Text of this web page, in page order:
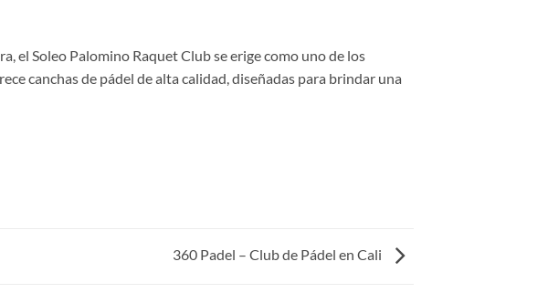
el Soleo Palomino Raquet Club se erige como uno de los
canchas de pádel de alta calidad, diseñadas para brindar una
360 Padel – Club de Pádel en Cali